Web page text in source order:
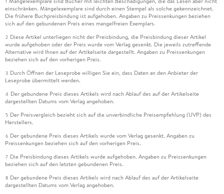
einschränken. Mängelexemplare sind durch einen Stempel als solche gekennzeichnet.
Die frühere Buchpreisbindung ist aufgehoben. Angaben zu Preissenkungen beziehen
sich auf den gebundenen Preis eines mangelfreien Exemplars.
2 Diese Artikel unterliegen nicht der Preisbindung, die Preisbindung dieser Artikel
wurde aufgehoben oder der Preis wurde vom Verlag gesenkt. Die jeweils zutreffende
Alternative wird Ihnen auf der Artikelseite dargestellt. Angaben zu Preissenkungen
beziehen sich auf den vorherigen Preis.
3 Durch Öffnen der Leseprobe willigen Sie ein, dass Daten an den Anbieter der
Leseprobe übermittelt werden.
4 Der gebundene Preis dieses Artikels wird nach Ablauf des auf der Artikelseite
dargestellten Datums vom Verlag angehoben.
5 Der Preisvergleich bezieht sich auf die unverbindliche Preisempfehlung (UVP) des
Herstellers.
6 Der gebundene Preis dieses Artikels wurde vom Verlag gesenkt. Angaben zu
Preissenkungen beziehen sich auf den vorherigen Preis.
7 Die Preisbindung dieses Artikels wurde aufgehoben. Angaben zu Preissenkungen
beziehen sich auf den letzten gebundenen Preis.
8 Der gebundene Preis dieses Artikels wird nach Ablauf des auf der Artikelseite
dargestellten Datums vom Verlag angehoben.